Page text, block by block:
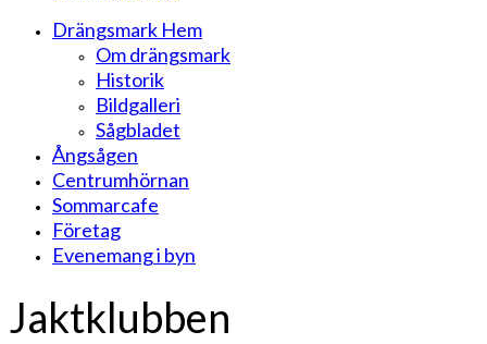
Drängsmark Hem
Om drängsmark
Historik
Bildgalleri
Sågbladet
Ångsågen
Centrumhörnan
Sommarcafe
Företag
Evenemang i byn
Jaktklubben